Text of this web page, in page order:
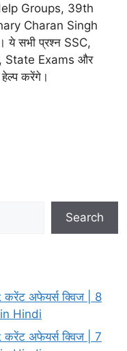
Groups, 39th
Charan Singh
ये सभी प्रश्न SSC,
State Exams और
करेंगे।
Search
अफेयर्स क्विज | 8
Hindi
अफेयर्स क्विज | 7